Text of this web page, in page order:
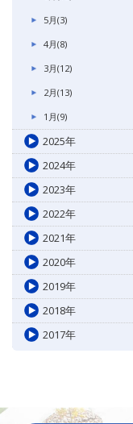
5月(3)
4月(8)
3月(12)
2月(13)
1月(9)
2025年
2024年
2023年
2022年
2021年
2020年
2019年
2018年
2017年